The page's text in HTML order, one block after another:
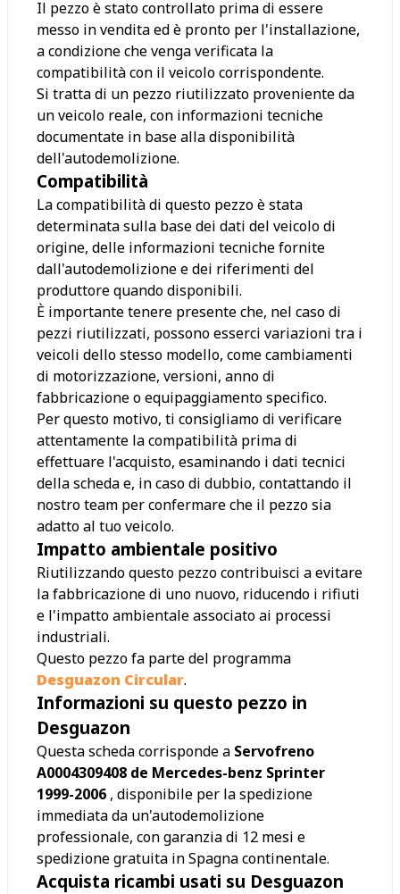
Il pezzo è stato controllato prima di essere
messo in vendita ed è pronto per l'installazione,
a condizione che venga verificata la
compatibilità con il veicolo corrispondente.
Si tratta di un pezzo riutilizzato proveniente da
un veicolo reale, con informazioni tecniche
documentate in base alla disponibilità
dell'autodemolizione.
Compatibilità
La compatibilità di questo pezzo è stata
determinata sulla base dei dati del veicolo di
origine, delle informazioni tecniche fornite
dall'autodemolizione e dei riferimenti del
produttore quando disponibili.
È importante tenere presente che, nel caso di
pezzi riutilizzati, possono esserci variazioni tra i
veicoli dello stesso modello, come cambiamenti
di motorizzazione, versioni, anno di
fabbricazione o equipaggiamento specifico.
Per questo motivo, ti consigliamo di verificare
attentamente la compatibilità prima di
effettuare l'acquisto, esaminando i dati tecnici
della scheda e, in caso di dubbio, contattando il
nostro team per confermare che il pezzo sia
adatto al tuo veicolo.
Impatto ambientale positivo
Riutilizzando questo pezzo contribuisci a evitare
la fabbricazione di uno nuovo, riducendo i rifiuti
e l'impatto ambientale associato ai processi
industriali.
Questo pezzo fa parte del programma
Desguazon Circular.
Informazioni su questo pezzo in
Desguazon
Questa scheda corrisponde a Servofreno
A0004309408 de Mercedes-benz Sprinter
1999-2006 , disponibile per la spedizione
immediata da un'autodemolizione
professionale, con garanzia di 12 mesi e
spedizione gratuita in Spagna continentale.
Acquista ricambi usati su Desguazon